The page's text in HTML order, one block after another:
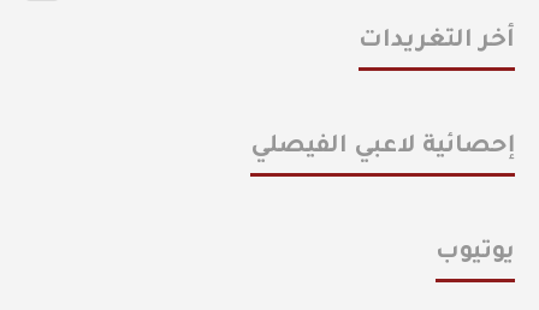
أخر التغريدات
إحصائية لاعبي الفيصلي
يوتيوب